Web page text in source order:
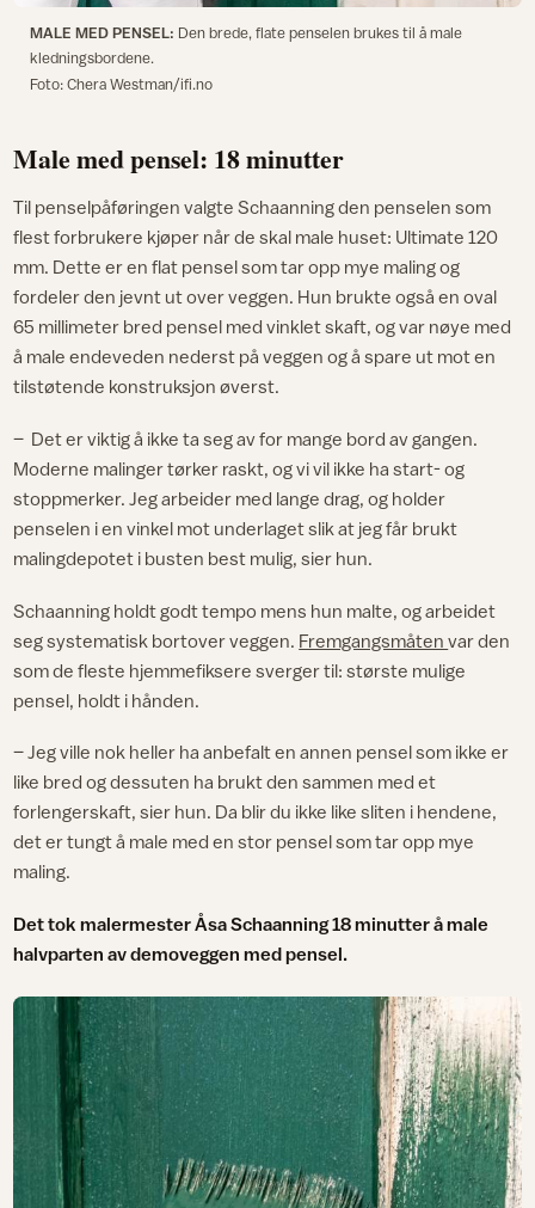
MALE MED PENSEL: Den brede, flate penselen brukes til å male
kledningsbordene.
Foto: Chera Westman/ifi.no
Male med pensel: 18 minutter
Til penselpåføringen valgte Schaanning den penselen som
flest forbrukere kjøper når de skal male huset: Ultimate 120
mm. Dette er en flat pensel som tar opp mye maling og
fordeler den jevnt ut over veggen. Hun brukte også en oval
65 millimeter bred pensel med vinklet skaft, og var nøye med
å male endeveden nederst på veggen og å spare ut mot en
tilstøtende konstruksjon øverst.
– Det er viktig å ikke ta seg av for mange bord av gangen.
Moderne malinger tørker raskt, og vi vil ikke ha start- og
stoppmerker. Jeg arbeider med lange drag, og holder
penselen i en vinkel mot underlaget slik at jeg får brukt
malingdepotet i busten best mulig, sier hun.
Schaanning holdt godt tempo mens hun malte, og arbeidet
seg systematisk bortover veggen. Fremgangsmåtenvar den
som de fleste hjemmefiksere sverger til: største mulige
pensel, holdt i hånden.
– Jeg ville nok heller ha anbefalt en annen pensel som ikke er
like bred og dessuten ha brukt den sammen med et
forlengerskaft, sier hun. Da blir du ikke like sliten i hendene,
det er tungt å male med en stor pensel som tar opp mye
maling.
Det tok malermester Åsa Schaanning 18 minutter å male
halvparten av demoveggen med pensel.